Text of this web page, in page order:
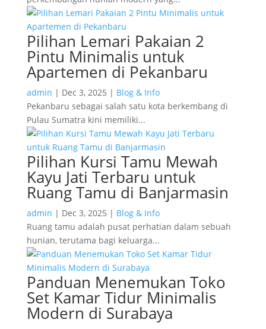
Pilihan Lemari Pakaian 2
Pintu Minimalis untuk
Apartemen di Pekanbaru
admin | Dec 3, 2025 | Blog & Info
Pekanbaru sebagai salah satu kota berkembang di
Pulau Sumatra kini memiliki...
Pilihan Kursi Tamu Mewah
Kayu Jati Terbaru untuk
Ruang Tamu di Banjarmasin
admin | Dec 3, 2025 | Blog & Info
Ruang tamu adalah pusat perhatian dalam sebuah
hunian, terutama bagi keluarga...
Panduan Menemukan Toko
Set Kamar Tidur Minimalis
Modern di Surabaya